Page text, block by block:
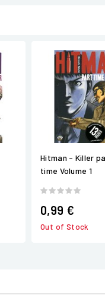
Hitman - Killer
time Volume 1
0,99 €
Out of Stock